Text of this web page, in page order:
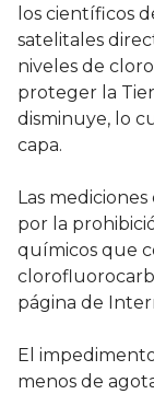
los científicos
satelitales
niveles de
proteger la
disminuye, lo
capa.
Las
por la
químicos que
página de
El
menos de